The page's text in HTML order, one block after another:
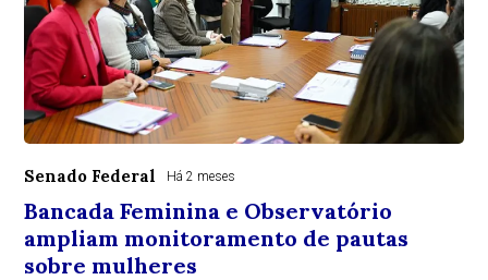
Senado Federal Há 2 meses
Bancada Feminina e Observatório
ampliam monitoramento de pautas
sobre mulheres